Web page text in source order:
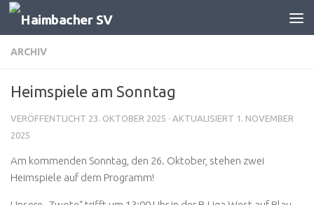
Zum Inhalt springen
ARCHIV
Heimspiele am Sonntag
VERÖFFENTLICHT 23. OKTOBER 2025 · AKTUALISIERT 1. NOVEMBER
2025
Am kommenden Sonntag, den 26. Oktober, stehen zwei
Heimspiele auf dem Programm!